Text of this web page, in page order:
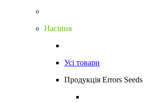
Насіння
Усі товари
Продукція Errors Seeds